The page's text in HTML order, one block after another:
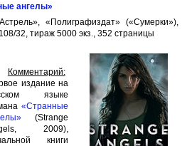
ангелы»
«Полиграфиздат» («Сумерки»),
32, тираж 5000 экз., 352 страницы
Комментарий:
издание на
языке
«Странные
(Strange
2009),
книги